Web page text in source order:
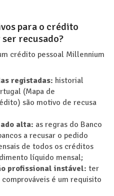
para o crédito
ser recusado?
crédito pessoal Millennium
registadas: historial
(Mapa de
são motivo de recusa
alta: as regras do Banco
a recusar o pedido
de todos os créditos
líquido mensal;
profissional instável: ter
é um requisito